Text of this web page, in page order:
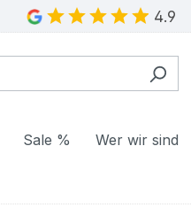
4.9
Sale % Wer wir sind